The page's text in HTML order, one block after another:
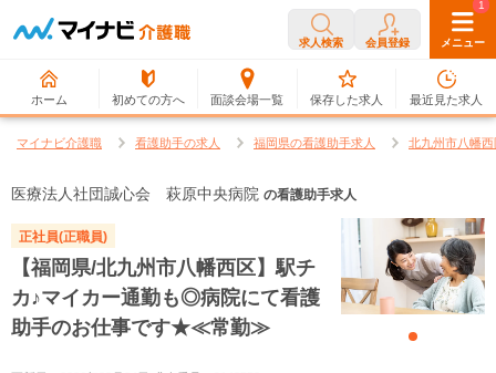
求人検索 会員登録 メニュー
ホーム 初めての方へ 面談会場一覧
0
保存した求人
1
最近見た求人
マイナビ介護職 看護助手の求人 福岡県の看護助手求人 北九州市八幡
医療法人社団誠心会 萩原中央病院 の看護助手求人
正社員(正職員)
【福岡県/北九州市八幡西区】駅チ
カ♪マイカー通勤も◎病院にて看護
助手のお仕事です★≪常勤≫